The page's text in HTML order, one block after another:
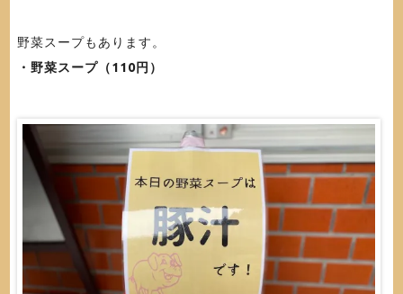
野菜スープもあります。
・野菜スープ（110円）